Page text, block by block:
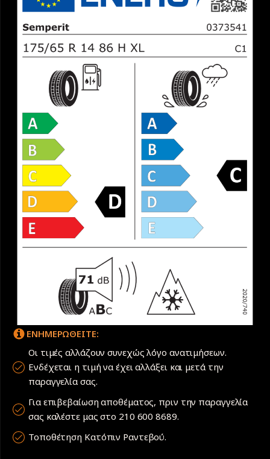
ΕΝΗΜΕΡΩΘΕΙΤΕ:
Οι τιμές αλλάζουν συνεχώς λόγο ανατιμήσεων.
Ενδέχεται η τιμή να έχει αλλάξει και μετά την
παραγγελία σας.
Για επιβεβαίωση αποθέματος, πριν την παραγγελία
σας καλέστε μας στο 210 600 8689.
Τοποθέτηση Κατόπιν Ραντεβού.